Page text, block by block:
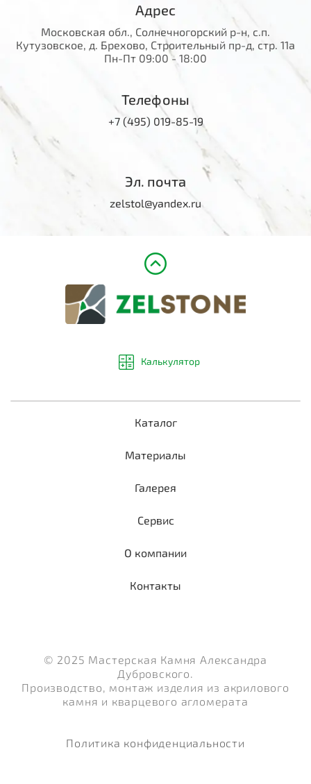
Адрес
Московская обл., Солнечногорский р-н, с.п.
Кутузовское, д. Брехово, Строительный пр-д, стр. 11а
Пн-Пт 09:00 - 18:00
Телефоны
+7 (495) 019-85-19
Эл. почта
zelstol@yandex.ru
Каталог
Материалы
Галерея
Сервис
О компании
Контакты
Калькулятор
© 2025 Мастерская Камня Александра
Дубровского.
Производство, монтаж изделия из акрилового
камня и кварцевого агломерата
Политика конфиденциальности